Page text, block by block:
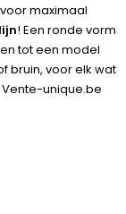
maximaal
! Een ronde vorm
tot een model
bruin, voor elk wat
unique.be